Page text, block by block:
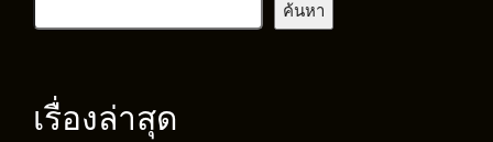
ค้นหา
เรื่องล่าสุด